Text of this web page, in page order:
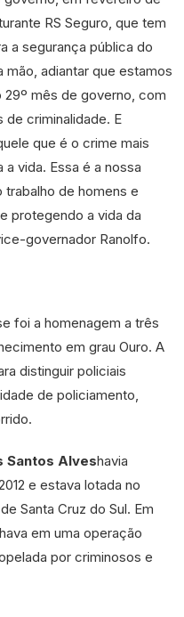
RS Seguro, que tem
a segurança pública do
mão, adiantar que estamos
mês de governo, com
de criminalidade. E
que é o crime mais
vida. Essa é a nossa
de homens e
protegendo a vida da
governador Ranolfo.
foi a homenagem a três
em grau Ouro. A
distinguir policiais
de policiamento,
Santos Alveshavia
e estava lotada no
Santa Cruz do Sul. Em
em uma operação
por criminosos e